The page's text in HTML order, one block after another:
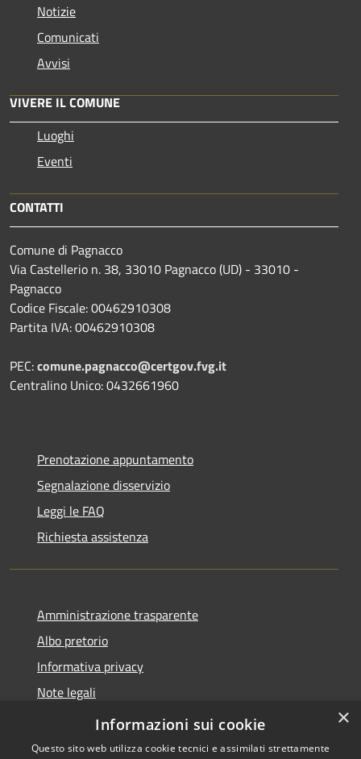
Notizie
Comunicati
Avvisi
VIVERE IL COMUNE
Luoghi
Eventi
CONTATTI
Comune di Pagnacco
Via Castellerio n. 38, 33010 Pagnacco (UD) - 33010 -
Pagnacco
Codice Fiscale: 00462910308
Partita IVA: 00462910308
PEC:comune.pagnacco@certgov.fvg.it
Centralino Unico: 0432661960
Prenotazione appuntamento
Segnalazione disservizio
Leggi le FAQ
Richiesta assistenza
Amministrazione trasparente
Albo pretorio
Informativa privacy
Note legali
Dichiarazione di accessibilità
×
Informazioni sui cookie
Questo sito web utilizza cookie tecnici e assimilati strettamente